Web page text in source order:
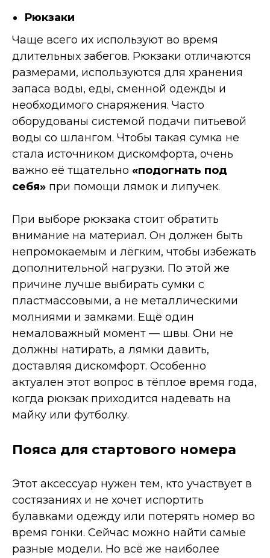
Рюкзаки
Чаще всего их используют во время
длительных забегов. Рюкзаки отличаются
размерами, используются для хранения
запаса воды, еды, сменной одежды и
необходимого снаряжения. Часто
оборудованы системой подачи питьевой
воды со шлангом. Чтобы такая сумка не
стала источником дискомфорта, очень
важно её тщательно «подогнать под
себя» при помощи лямок и липучек.
При выборе рюкзака стоит обратить
внимание на материал. Он должен быть
непромокаемым и лёгким, чтобы избежать
дополнительной нагрузки. По этой же
причине лучше выбирать сумки с
пластмассовыми, а не металлическими
молниями и замками. Ещё один
немаловажный момент — швы. Они не
должны натирать, а лямки давить,
доставляя дискомфорт. Особенно
актуален этот вопрос в тёплое время года,
когда рюкзак приходится надевать на
майку или футболку.
Пояса для стартового номера
Этот аксессуар нужен тем, кто участвует в
состязаниях и не хочет испортить
булавками одежду или потерять номер во
время гонки. Сейчас можно найти самые
разные модели. Но всё же наиболее